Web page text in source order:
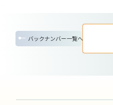
バックナンバー一覧へ